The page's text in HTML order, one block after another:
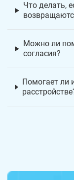
Что делать,
Можно ли
согласия?
Помогает ли